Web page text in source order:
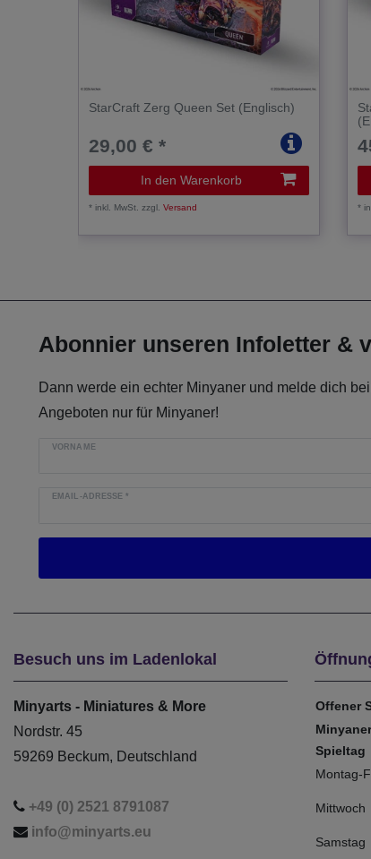
StarCraft Zerg Queen Set (Englisch)
29,00 € *
In den Warenkorb
*inkl. MwSt. zzgl.Versand *
Abonnier unseren Infoletter &
Dann werde ein echter Minyaner und melde dich
Angeboten nur für Minyaner!
VORNAME
EMAIL-ADRESSE*
Besuch uns im Ladenlokal
Minyarts - Miniatures & More
Nordstr. 45
59269 Beckum, Deutschland
+49 (0) 2521 8791087
info@minyarts.eu
Offener
Spieltag
Montag-
Mittwoch
Samstag